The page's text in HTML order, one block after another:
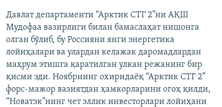
Давлат департаменти “Арктик СТГ 2”ни АҚШ
Мудофаа вазирлиги билан бамаслаҳат нишонга
олган бўлиб, бу Россияни янги энергетика
лойиҳалари ва улардан келажак даромадлардан
маҳрум этишга қаратилган улкан режанинг бир
қисми эди. Ноябрнинг охиридаёқ “Арктик СТГ 2”
форс-мажор вазиятдан ҳамкорларини огоҳ қилди,
“Новатэк”нинг чет эллик инвесторлари лойиҳани